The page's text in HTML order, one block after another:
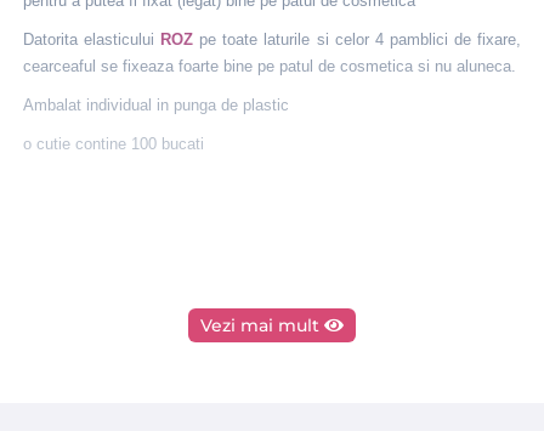
Datorita elasticului ROZ pe toate laturile si celor 4 pamblici de fixare,
cearceaful se fixeaza foarte bine pe patul de cosmetica si nu aluneca.
Ambalat individual in punga de plastic
o cutie contine 100 bucati
Vezi mai mult